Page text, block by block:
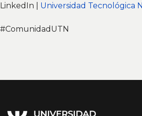
LinkedIn | Universidad Tecnológica
#ComunidadUTN